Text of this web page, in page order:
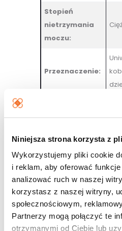
Niniejsza strona korzysta z
Wykorzystujemy pliki cookie
i reklam, aby oferować
analizować ruch w naszej
korzystasz z naszej witryny,
społecznościowym,
Partnerzy mogą połączyć te
otrzymanymi od Ciebie lub
Stopień
nietrzymania
moczu:
Przeznaczenie:
Rozmiar
S
Obwód
cm.
Rozmiar
M
Obwód
102 cm.
Rozmiar Obwód